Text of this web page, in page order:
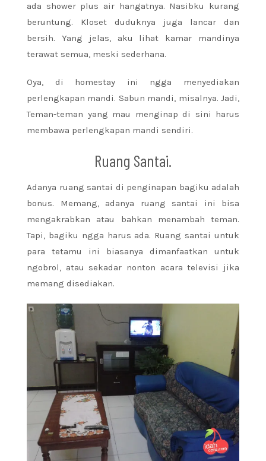
ada shower plus air hangatnya. Nasibku kurang
beruntung. Kloset duduknya juga lancar dan
bersih. Yang jelas, aku lihat kamar mandinya
terawat semua, meski sederhana.
Oya, di homestay ini ngga menyediakan
perlengkapan mandi. Sabun mandi, misalnya. Jadi,
Teman-teman yang mau menginap di sini harus
membawa perlengkapan mandi sendiri.
Ruang Santai.
Adanya ruang santai di penginapan bagiku adalah
bonus. Memang, adanya ruang santai ini bisa
mengakrabkan atau bahkan menambah teman.
Tapi, bagiku ngga harus ada. Ruang santai untuk
para tetamu ini biasanya dimanfaatkan untuk
ngobrol, atau sekadar nonton acara televisi jika
memang disediakan.